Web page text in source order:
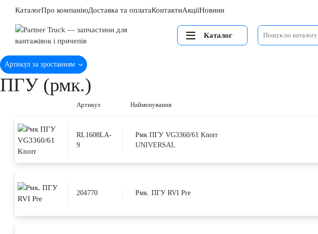
КаталогПро компаніюДоставка та оплатаКонтактиАкціїНовини
Каталог
Артикул за зростанням
ПГУ (рмк.)
Артикул Найменування
RL1608LA-
9
Рмк ПГУ VG3360/61 Knorr
UNIVERSAL
204770 Рмк. ПГУ RVI Pre